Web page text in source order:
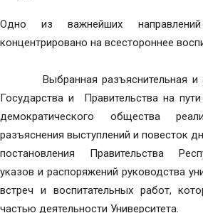
Одно из важнейших
концентрировано на всестороннее
Выбранная разъяснительная и
Государства и Правительства на
демократического общества
разъяснения выступлений и повесток
постановления Правительства
указов и распоряжений руководства
встреч и воспитательных работ,
частью деятельности Университета.